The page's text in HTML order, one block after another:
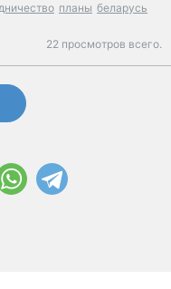
планы беларусь
22 просмотров всего.